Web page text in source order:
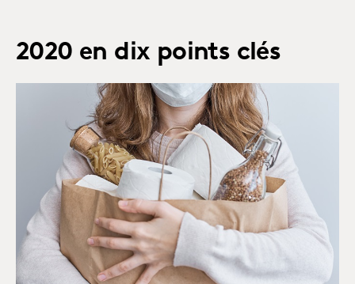
2020 en dix points clés